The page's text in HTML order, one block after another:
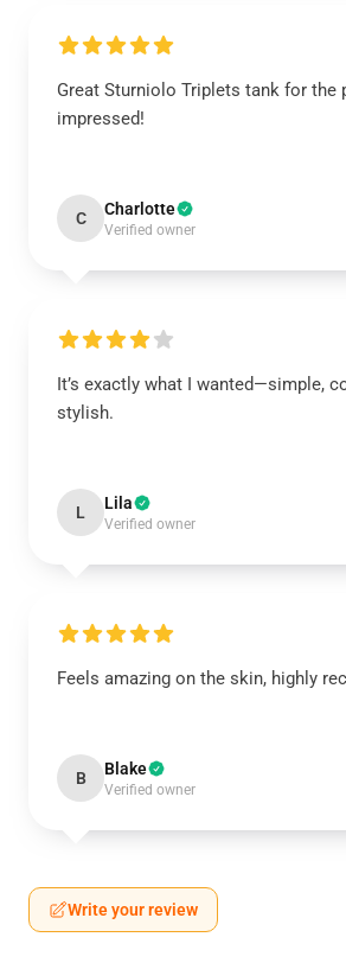
Great Sturniolo Triplets tank for the
impressed!
C Charlotte
Verified owner
It’s exactly what I wanted—simple,
stylish.
L Lila
Verified owner
Feels amazing on the skin, highly
B Blake
Verified owner
Write your review